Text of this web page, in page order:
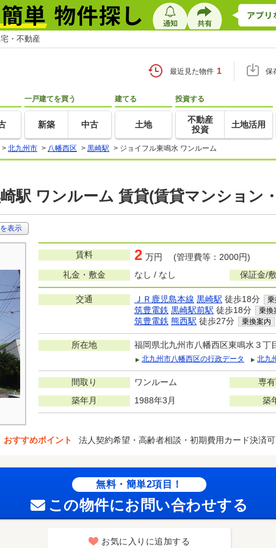
・不動産
最近見た物件 1 保
一戸建てを買う
新築 中古
建てる
土地
投資する
不動産
投資
土地活用
> 北九州市 > 八幡西区 > 黒崎駅 > ジョイフル東鳴水 ワンルーム
駅 ワンルーム 賃貸(賃貸マンション
表示
賃料 2 万円 (管理費等：2000円)
礼金・敷金
なし / なし 保証金/
交通 ＪＲ鹿児島本線 黒崎駅 徒歩18分 乗
筑豊電鉄 黒崎駅前駅 徒歩18分 乗換
筑豊電鉄 熊西駅 徒歩27分 乗換案内
所在地 福岡県北九州市八幡西区東鳴水３丁
北九州市八幡西区の行政データ
北九
間取り ワンルーム 専
築年月 1988年3月 築
おすすめポイント 法人契約希望・高齢者相談・初期費用カード決済可
無料・簡単2項目！
この物件にお問い合わせする
お気に入りに追加する